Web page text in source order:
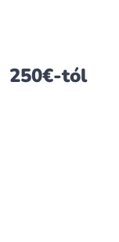
250€-tól